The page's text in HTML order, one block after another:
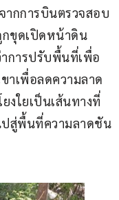
ากการบินตรวจสอบ
กขุดเปิดหน้าดิน
การปรับพื้นที่เพื่อ
าเพื่อลดความลาด
ใยเป็นเส้นทางที่
ปสู่พื้นที่ความลาดชัน